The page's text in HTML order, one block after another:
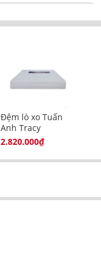
Đệm lò xo Tuấn
Anh Tracy
2.820.000₫